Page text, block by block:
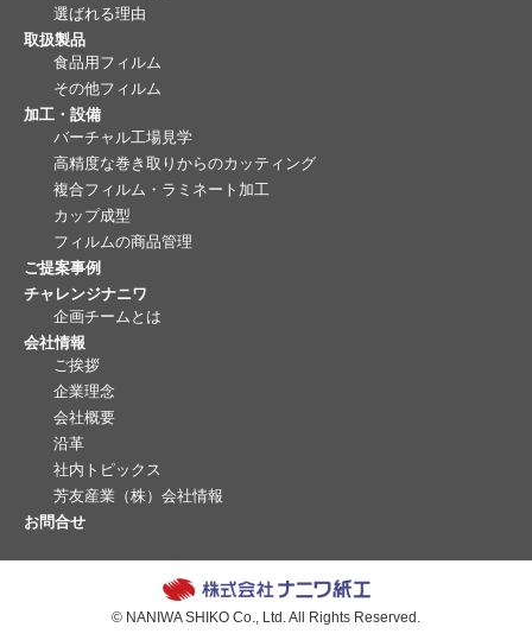
選ばれる理由
取扱製品
食品用フィルム
その他フィルム
加工・設備
バーチャル工場見学
高精度な巻き取りからのカッティング
複合フィルム・ラミネート加工
カップ成型
フィルムの商品管理
ご提案事例
チャレンジナニワ
企画チームとは
会社情報
ご挨拶
企業理念
会社概要
沿革
社内トピックス
芳友産業（株）会社情報
お問合せ
© NANIWA SHIKO Co., Ltd. All Rights Reserved.